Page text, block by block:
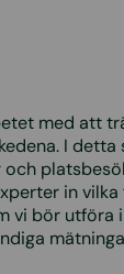
med att
I detta
in
vi bör utföra